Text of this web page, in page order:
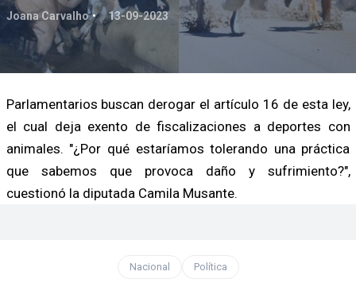
Joana Carvalho 13-09-2023
Parlamentarios buscan derogar el artículo 16 de esta ley,
el cual deja exento de fiscalizaciones a deportes con
animales. "¿Por qué estaríamos tolerando una práctica
que sabemos que provoca daño y sufrimiento?",
cuestionó la diputada Camila Musante.
Nacional Política